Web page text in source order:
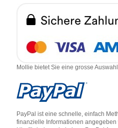
Mollie bietet Sie eine grosse
PayPal ist eine schnelle, einfach
finanzielle Informationen